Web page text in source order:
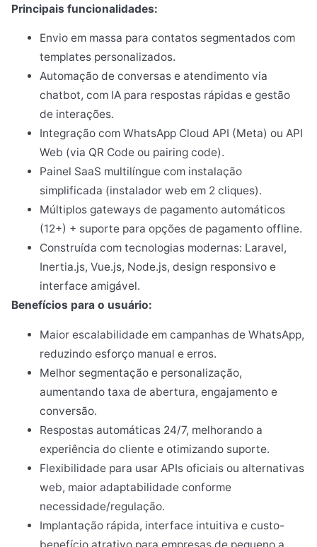
Principais funcionalidades:
Envio em massa para contatos segmentados com
templates personalizados.
Automação de conversas e atendimento via
chatbot, com IA para respostas rápidas e gestão
de interações.
Integração com WhatsApp Cloud API (Meta) ou API
Web (via QR Code ou pairing code).
Painel SaaS multilíngue com instalação
simplificada (instalador web em 2 cliques).
Múltiplos gateways de pagamento automáticos
(12+) + suporte para opções de pagamento offline.
Construída com tecnologias modernas: Laravel,
Inertia.js, Vue.js, Node.js, design responsivo e
interface amigável.
Benefícios para o usuário:
Maior escalabilidade em campanhas de WhatsApp,
reduzindo esforço manual e erros.
Melhor segmentação e personalização,
aumentando taxa de abertura, engajamento e
conversão.
Respostas automáticas 24/7, melhorando a
experiência do cliente e otimizando suporte.
Flexibilidade para usar APIs oficiais ou alternativas
web, maior adaptabilidade conforme
necessidade/regulação.
Implantação rápida, interface intuitiva e custo-
benefício atrativo para empresas de pequeno a